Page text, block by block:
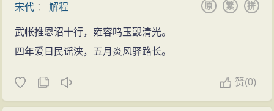
宋代 ：解程 拼
繁
原
武帐推恩诏十行，雍容鸣玉觐清光。
四年爱日民谣浃，五月炎风驿路长。
赞(0)